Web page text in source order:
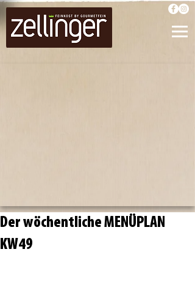
Der wöchentliche MENÜPLAN
KW49